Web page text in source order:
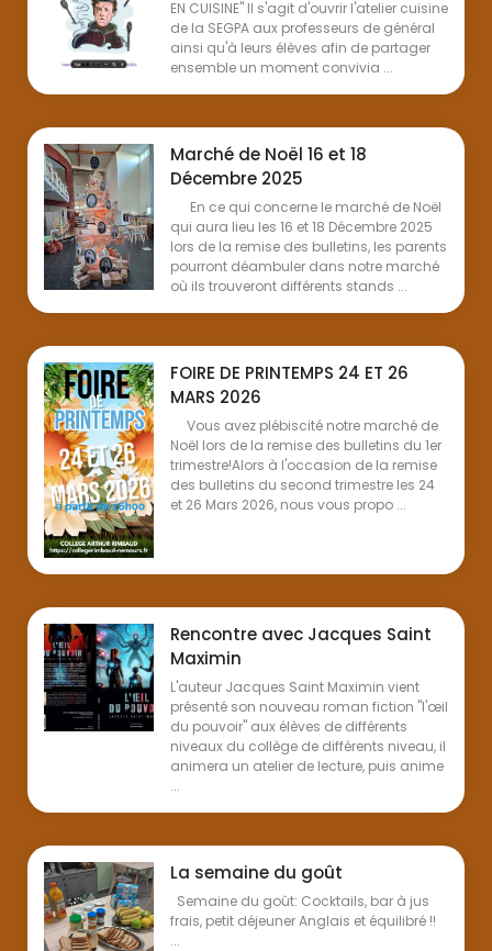
EN CUISINE" Il s'agit d'ouvrir l'atelier cuisine
de la SEGPA aux professeurs de général
ainsi qu'à leurs élèves afin de partager
ensemble un moment convivia ...
Marché de Noël 16 et 18
Décembre 2025
En ce qui concerne le marché de Noël
qui aura lieu les 16 et 18 Décembre 2025
lors de la remise des bulletins, les parents
pourront déambuler dans notre marché
où ils trouveront différents stands ...
FOIRE DE PRINTEMPS 24 ET 26
MARS 2026
Vous avez plébiscité notre marché de
Noël lors de la remise des bulletins du 1er
trimestre!Alors à l'occasion de la remise
des bulletins du second trimestre les 24
et 26 Mars 2026, nous vous propo ...
Rencontre avec Jacques Saint
Maximin
L'auteur Jacques Saint Maximin vient
présenté son nouveau roman fiction "l'œil
du pouvoir" aux élèves de différents
niveaux du collège de différents niveau, il
animera un atelier de lecture, puis anime
...
La semaine du goût
Semaine du goût: Cocktails, bar à jus
frais, petit déjeuner Anglais et équilibré !!
...